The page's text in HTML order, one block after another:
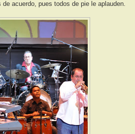
acuerdo, pues todos de pie le aplauden.